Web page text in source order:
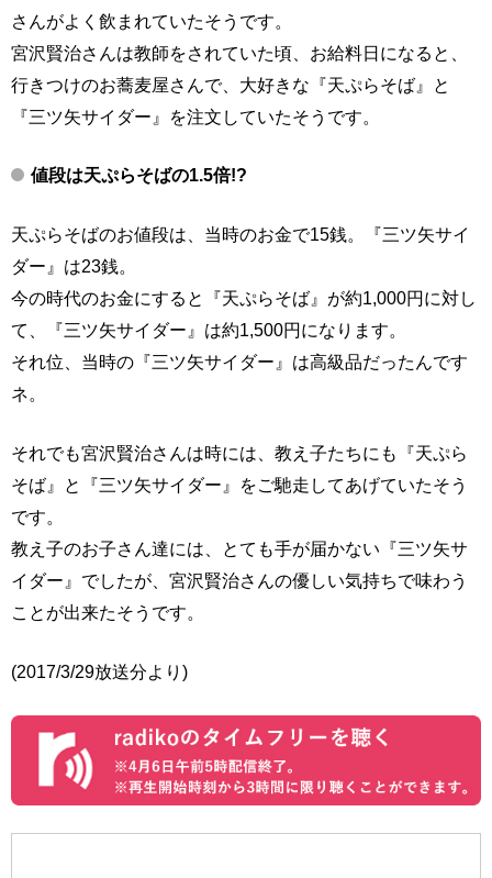
さんがよく飲まれていたそうです。
宮沢賢治さんは教師をされていた頃、お給料日になると、
行きつけのお蕎麦屋さんで、大好きな『天ぷらそば』と
『三ツ矢サイダー』を注文していたそうです。
値段は天ぷらそばの1.5倍!?
天ぷらそばのお値段は、当時のお金で15銭。『三ツ矢サイ
ダー』は23銭。
今の時代のお金にすると『天ぷらそば』が約1,000円に対し
て、『三ツ矢サイダー』は約1,500円になります。
それ位、当時の『三ツ矢サイダー』は高級品だったんです
ネ。
それでも宮沢賢治さんは時には、教え子たちにも『天ぷら
そば』と『三ツ矢サイダー』をご馳走してあげていたそう
です。
教え子のお子さん達には、とても手が届かない『三ツ矢サ
イダー』でしたが、宮沢賢治さんの優しい気持ちで味わう
ことが出来たそうです。
(2017/3/29放送分より)